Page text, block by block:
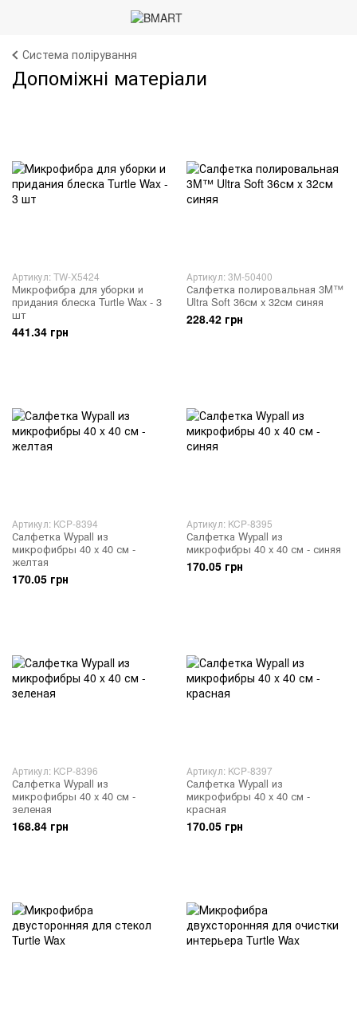
Система полірування
Допоміжні матеріали
Артикул: TW-X5424
Микрофибра для уборки и
придания блеска Turtle Wax - 3
шт
441.34 грн
Артикул: 3M-50400
Салфетка полировальная 3M™
Ultra Soft 36см x 32см синяя
228.42 грн
Артикул: KCP-8394
Салфетка Wypall из
микрофибры 40 x 40 см -
желтая
170.05 грн
Артикул: KCP-8395
Салфетка Wypall из
микрофибры 40 x 40 см - синяя
170.05 грн
Артикул: KCP-8396
Салфетка Wypall из
микрофибры 40 x 40 см -
зеленая
168.84 грн
Артикул: KCP-8397
Салфетка Wypall из
микрофибры 40 x 40 см -
красная
170.05 грн